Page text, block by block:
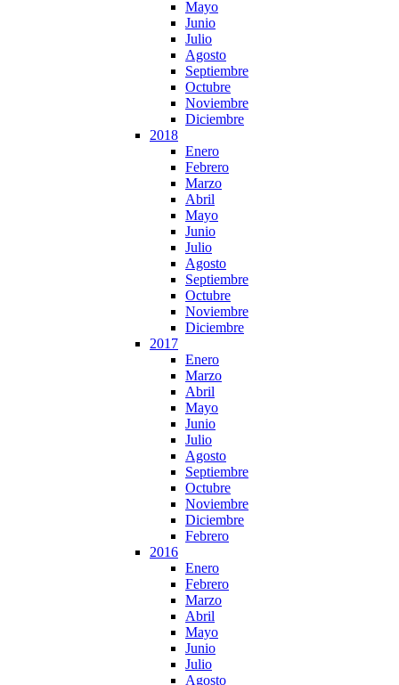
Mayo
Junio
Julio
Agosto
Septiembre
Octubre
Noviembre
Diciembre
2018
Enero
Febrero
Marzo
Abril
Mayo
Junio
Julio
Agosto
Septiembre
Octubre
Noviembre
Diciembre
2017
Enero
Marzo
Abril
Mayo
Junio
Julio
Agosto
Septiembre
Octubre
Noviembre
Diciembre
Febrero
2016
Enero
Febrero
Marzo
Abril
Mayo
Junio
Julio
Agosto